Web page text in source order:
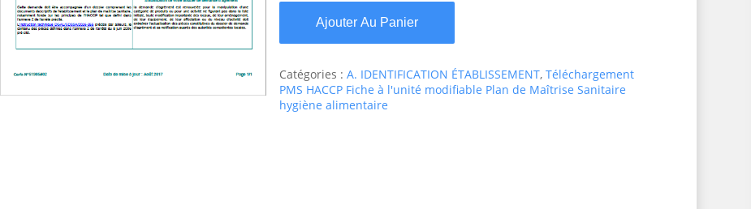
Ajouter Au Panier
Catégories :A. IDENTIFICATION ÉTABLISSEMENT,Téléchargement
PMS HACCP Fiche à l'unité modifiable Plan de Maîtrise Sanitaire
hygiène alimentaire